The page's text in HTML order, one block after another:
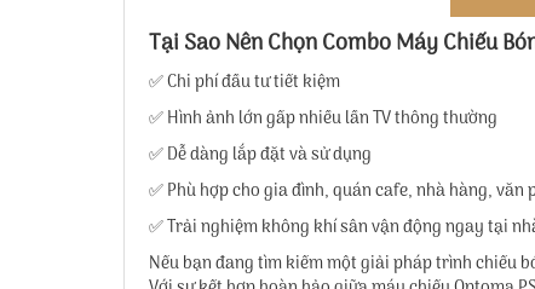
Tại Sao Nên Chọn Combo Máy Chiếu
✅ Chi phí đầu tư tiết kiệm
✅ Hình ảnh lớn gấp nhiều lần TV thông thường
✅ Dễ dàng lắp đặt và sử dụng
✅ Phù hợp cho gia đình, quán cafe, nhà hàng, văn
✅ Trải nghiệm không khí sân vận động ngay tại
Nếu bạn đang tìm kiếm một giải pháp trình chiếu